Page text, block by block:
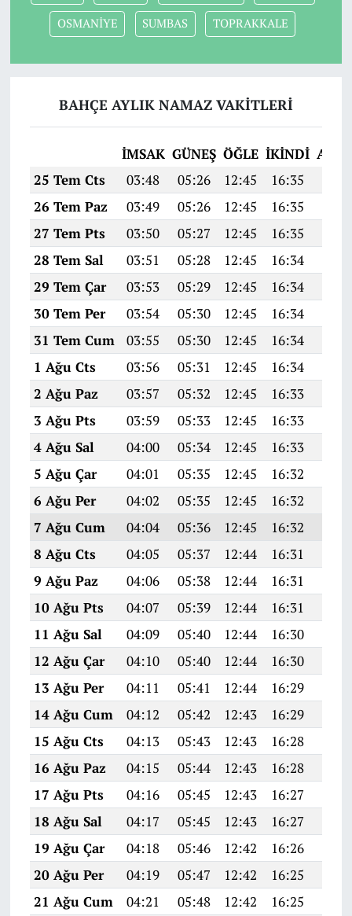
OSMANİYE SUMBAS TOPRAKKALE
BAHÇE AYLIK NAMAZ VAKITLERI
İMSAK GÜNEŞ ÖĞLE İKINDI
25 Tem Cts
03:48 05:26 12:45 16:35
26 Tem Paz
03:49 05:26 12:45 16:35
27 Tem Pts
03:50 05:27 12:45 16:35
28 Tem Sal
03:51 05:28 12:45 16:34
29 Tem Çar
03:53 05:29 12:45 16:34
30 Tem Per
03:54 05:30 12:45 16:34
31 Tem Cum
03:55 05:30 12:45 16:34
1 Ağu Cts
03:56 05:31 12:45 16:34
2 Ağu Paz
03:57 05:32 12:45 16:33
3 Ağu Pts
03:59 05:33 12:45 16:33
4 Ağu Sal
04:00 05:34 12:45 16:33
5 Ağu Çar
04:01 05:35 12:45 16:32
6 Ağu Per
04:02 05:35 12:45 16:32
7 Ağu Cum
04:04 05:36 12:45 16:32
8 Ağu Cts
04:05 05:37 12:44 16:31
9 Ağu Paz
04:06 05:38 12:44 16:31
10 Ağu Pts
04:07 05:39 12:44 16:31
11 Ağu Sal
04:09 05:40 12:44 16:30
12 Ağu Çar
04:10 05:40 12:44 16:30
13 Ağu Per
04:11 05:41 12:44 16:29
14 Ağu Cum
04:12 05:42 12:43 16:29
15 Ağu Cts
04:13 05:43 12:43 16:28
16 Ağu Paz
04:15 05:44 12:43 16:28
17 Ağu Pts
04:16 05:45 12:43 16:27
18 Ağu Sal
04:17 05:45 12:43 16:27
19 Ağu Çar
04:18 05:46 12:42 16:26
20 Ağu Per
04:19 05:47 12:42 16:25
21 Ağu Cum
04:21 05:48 12:42 16:25